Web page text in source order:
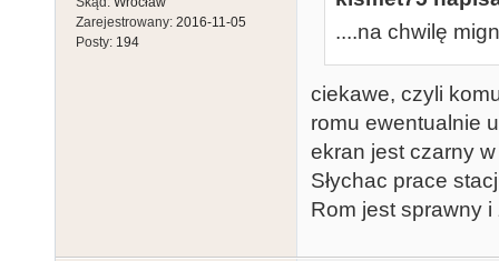
Zarejestrowany: 2016-11-05
Posty: 194
....na chwilę
ciekawe, czyli
romu ewentualnie
ekran jest czarny
Słychac prace
Rom jest sprawny